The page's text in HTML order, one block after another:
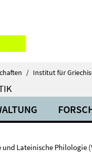
/ Institut für
Lateinische Philologie